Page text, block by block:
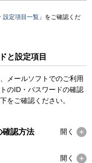
設定項目一覧 」をご確認くだ
と設定項目
メールソフトでのご利用
のID・パスワードの確認
をご確認ください。
確認方法 開く
開く